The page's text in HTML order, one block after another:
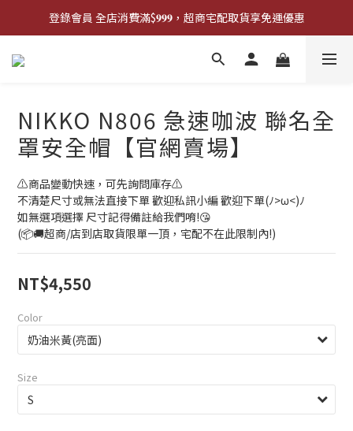
登錄會員 全店消費滿$𝟗𝟗𝟗，超商宅配取貨享免運優惠
登錄會員 全店消費滿$𝟗𝟗𝟗，超商宅配取貨享免運優惠
歡迎來門市試戴尺寸
登錄會員 全店消費滿$𝟗𝟗𝟗，超商宅配取貨享免運優惠
NIKKO N806 急速咖波 聯名全
罩安全帽【官網賣場】
⚠️商品變動快速，可先詢問庫存⚠️
不清楚尺寸或無法直接下單 歡迎私訊小編 歡迎下單(ﾉ>ω<)ﾉ
如無選項選擇 尺寸記得備註給我們唷!😘
(📦🚚超商/店到店取貨限單一頂，宅配不在此限制內!)
NT$4,550
Color
Size